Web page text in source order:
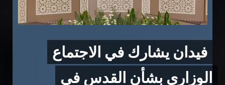
فيدان يشارك في الاجتماع
الوزاري بشأن القدس في